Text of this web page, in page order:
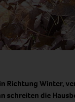
Richtung Winter,
schreiten die